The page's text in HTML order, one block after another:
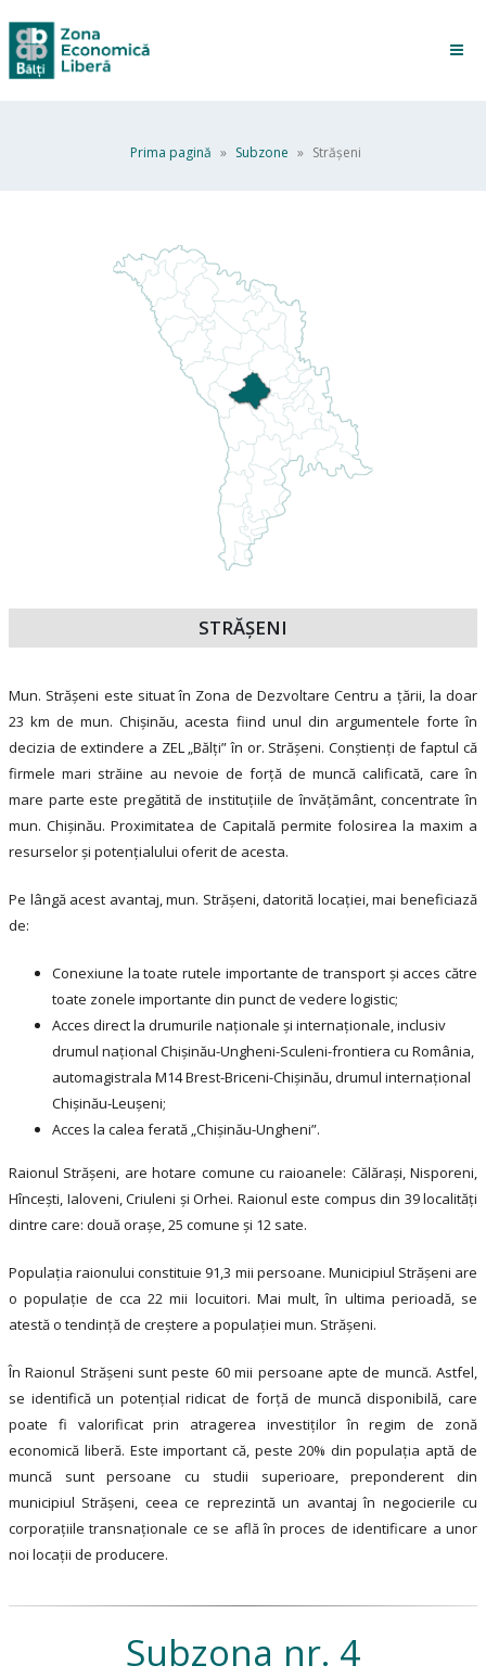
Prima pagină » Subzone » Străşeni
STRĂŞENI
Mun. Strășeni este situat în Zona de Dezvoltare Centru a țării, la doar
23 km de mun. Chișinău, acesta fiind unul din argumentele forte în
decizia de extindere a ZEL „Bălți” în or. Strășeni. Conștienți de faptul că
firmele mari străine au nevoie de forță de muncă calificată, care în
mare parte este pregătită de instituțiile de învățământ, concentrate în
mun. Chișinău. Proximitatea de Capitală permite folosirea la maxim a
resurselor și potențialului oferit de acesta.
Pe lângă acest avantaj, mun. Strășeni, datorită locației, mai beneficiază
de:
Conexiune la toate rutele importante de transport și acces către
toate zonele importante din punct de vedere logistic;
Acces direct la drumurile naţionale şi internaţionale, inclusiv
drumul naţional Chişinău-Ungheni-Sculeni-frontiera cu România,
automagistrala M14 Brest-Briceni-Chişinău, drumul internaţional
Chişinău-Leuşeni;
Acces la calea ferată „Chişinău-Ungheni”.
Raionul Străşeni, are hotare comune cu raioanele: Călăraşi, Nisporeni,
Hînceşti, Ialoveni, Criuleni şi Orhei. Raionul este compus din 39 localităţi
dintre care: două oraşe, 25 comune şi 12 sate.
Populaţia raionului constituie 91,3 mii persoane. Municipiul Străşeni are
o populaţie de cca 22 mii locuitori. Mai mult, în ultima perioadă, se
atestă o tendinţă de creştere a populaţiei mun. Strășeni.
În Raionul Strășeni sunt peste 60 mii persoane apte de muncă. Astfel,
se identifică un potenţial ridicat de forţă de muncă disponibilă, care
poate fi valorificat prin atragerea investiților în regim de zonă
economică liberă. Este important că, peste 20% din populaţia aptă de
muncă sunt persoane cu studii superioare, preponderent din
municipiul Străşeni, ceea ce reprezintă un avantaj în negocierile cu
corporațiile transnaționale ce se află în proces de identificare a unor
noi locații de producere.
Subzona nr. 4